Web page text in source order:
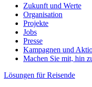
Zukunft und Werte
Organisation
Projekte
Jobs
Presse
Kampagnen und
Machen Sie mit, hin
Lösungen für Reisende